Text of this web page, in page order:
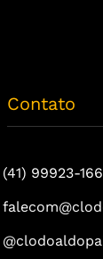
Contato
(41) 99923-